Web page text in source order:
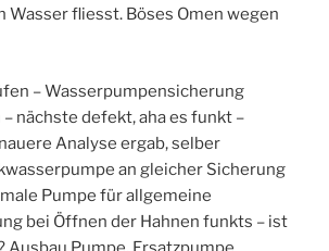
Wasser fliesst. Böses Omen wegen
– Wasserpumpensicherung
nächste defekt, aha es funkt –
Analyse ergab, selber
an gleicher Sicherung
Pumpe für allgemeine
bei Öffnen der Hahnen funkts – ist